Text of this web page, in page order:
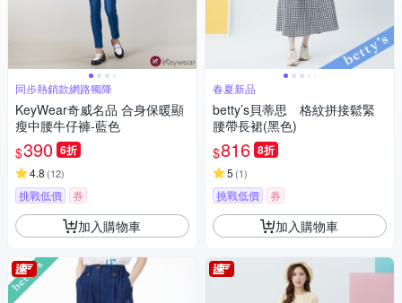
同步熱銷款網路獨降
KeyWear奇威名品 合身保暖顯
瘦中腰牛仔褲-藍色
$390 6折
4.8 (12)
挑戰低價 券
加入購物車
春夏新品
betty’s貝蒂思 格紋拼接鬆緊
腰帶長裙(黑色)
$816 8折
5 (1)
挑戰低價 券
加入購物車